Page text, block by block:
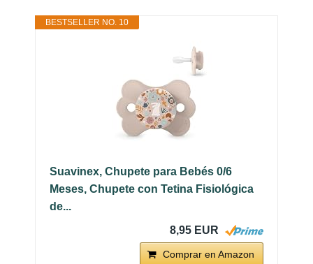
BESTSELLER NO. 10
Suavinex, Chupete para Bebés 0/6
Meses, Chupete con Tetina Fisiológica
de...
8,95 EUR
Comprar en Amazon